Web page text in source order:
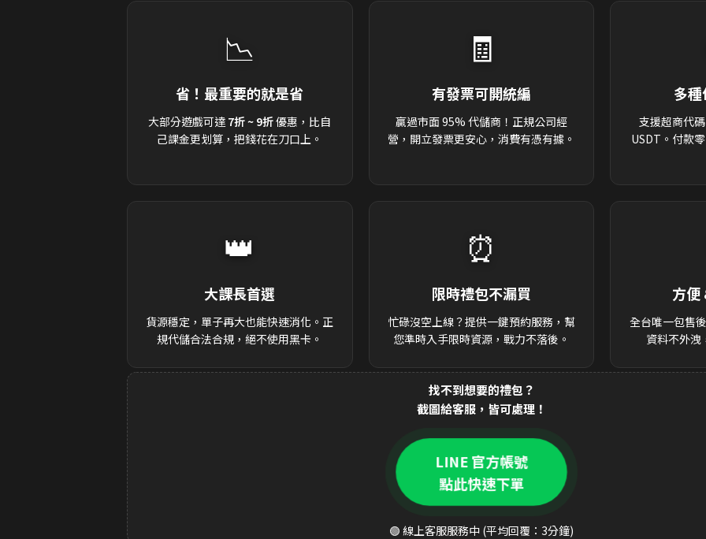
📉
省！最重要的就是省
大部分遊戲可達 7折 ~ 9折優惠，比自
己課金更划算，把錢花在刀口上。
🧾
有發票可開統編
贏過市面 95% 代儲商！正規公司經
營，開立發票更安心，消費有憑有據。
多
支援超商代
USDT。付款
👑
大課長首選
貨源穩定，單子再大也能快速消化。正
規代儲合法合規，絕不使用黑卡。
⏰
限時禮包不漏買
忙碌沒空上線？提供一鍵預約服務，幫
您準時入手限時資源，戰力不落後。
方便
全台唯一包售
資料不外洩
找不到想要的禮包？
截圖給客服，皆可處理！
LINE 官方帳號
點此快速下單
🟢 線上客服服務中 (平均回覆：3分鐘)